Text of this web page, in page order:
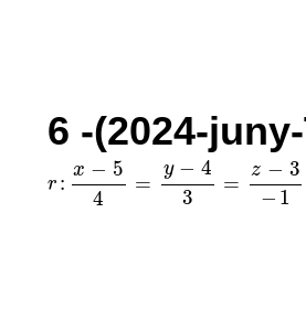
6 -(2024-
r :
x − 5
4
=
y − 4
3
=
z − 3
− 1
-5 4= y =z -1